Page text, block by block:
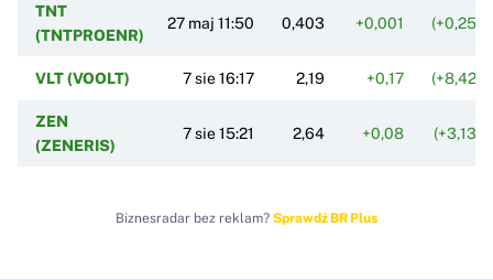
TNT
(TNTPROENR)
27 maj 11:50 0,403 +0,001
VLT (VOOLT) 7 sie 16:17 2,19 +0,17
ZEN
(ZENERIS)
7 sie 15:21 2,64 +0,08
Biznesradar bez reklam? Sprawdź BR Plus